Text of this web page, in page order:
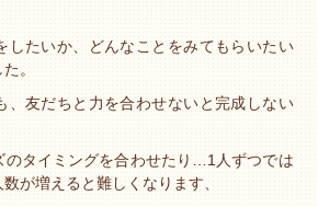
したいか、どんなことをみてもらいたい
。
、友だちと力を合わせないと完成しない
のタイミングを合わせたり…1人ずつでは
が増えると難しくなります、